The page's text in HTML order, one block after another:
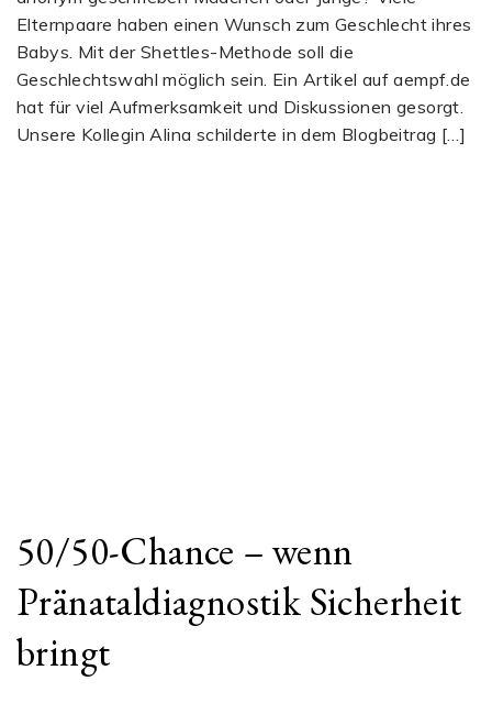
Elternpaare haben einen Wunsch zum Geschlecht ihres
Babys. Mit der Shettles-Methode soll die
Geschlechtswahl möglich sein. Ein Artikel auf aempf.de
hat für viel Aufmerksamkeit und Diskussionen gesorgt.
Unsere Kollegin Alina schilderte in dem Blogbeitrag […]
50/50-Chance – wenn
Pränataldiagnostik Sicherheit
bringt